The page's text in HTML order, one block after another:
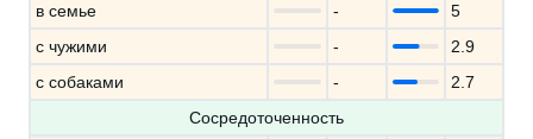
в семье
-
5
с чужими
-
2.9
с собаками
-
2.7
Сосредоточенность